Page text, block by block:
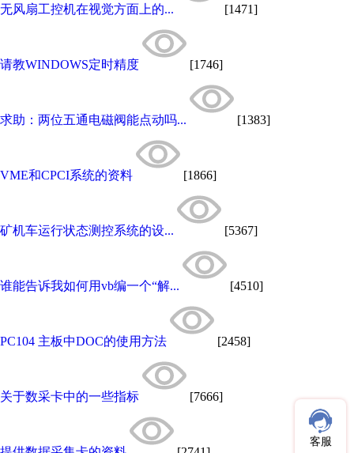
无风扇工控机在视觉方面上的... [1471]
请教WINDOWS定时精度 [1746]
求助：两位五通电磁阀能点动吗... [1383]
VME和CPCI系统的资料 [1866]
矿机车运行状态测控系统的设... [5367]
谁能告诉我如何用vb编一个“解... [4510]
PC104 主板中DOC的使用方法 [2458]
关于数采卡中的一些指标 [7666]
客服